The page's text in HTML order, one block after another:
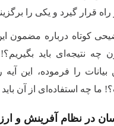
راه قرار گیرد و یکی را
کوتاه درباره مضمون این
چه نتیجه‌ای باید
را فرموده، این آیه
ما چه استفاده‌ای از آن باید
در نظام آفرینش و